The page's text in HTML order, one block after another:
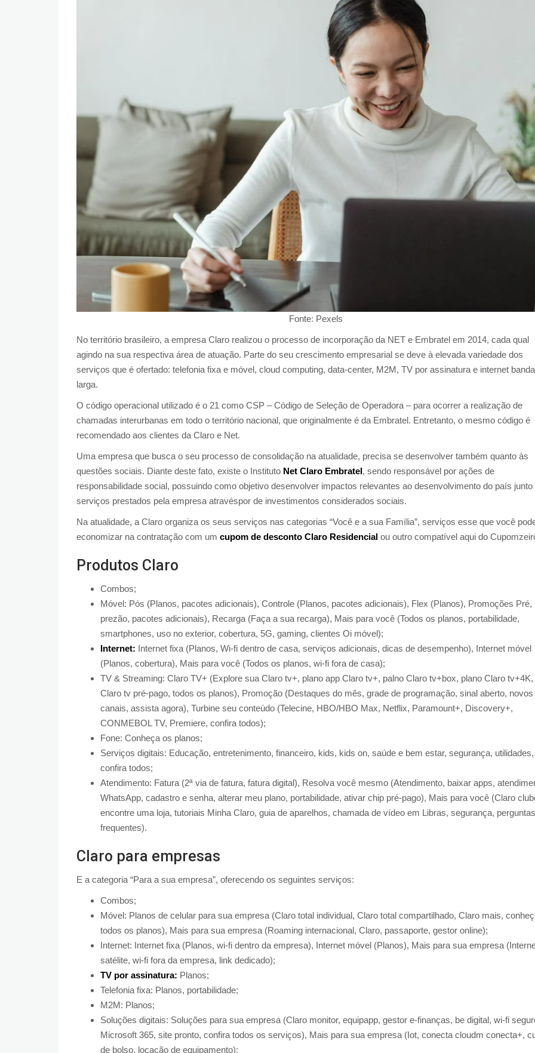
Fonte: Pexels
No território brasileiro, a empresa Claro realizou o processo de incorporação da NET e Embratel em 2014, cada qual
agindo na sua respectiva área de atuação. Parte do seu crescimento empresarial se deve à elevada variedade dos
serviços que é ofertado: telefonia fixa e móvel, cloud computing, data-center, M2M, TV por assinatura e internet banda
larga.
O código operacional utilizado é o 21 como CSP – Código de Seleção de Operadora – para ocorrer a realização de
chamadas interurbanas em todo o território nacional, que originalmente é da Embratel. Entretanto, o mesmo código é
recomendado aos clientes da Claro e Net.
Uma empresa que busca o seu processo de consolidação na atualidade, precisa se desenvolver também quanto às
questões sociais. Diante deste fato, existe o Instituto Net Claro Embratel, sendo responsável por ações de
responsabilidade social, possuindo como objetivo desenvolver impactos relevantes ao desenvolvimento do país junto
serviços prestados pela empresa atravéspor de investimentos considerados sociais.
Na atualidade, a Claro organiza os seus serviços nas categorias “Você e a sua Família”, serviços esse que você
economizar na contratação com um cupom de desconto Claro Residencial ou outro compatível aqui do
Produtos Claro
Combos;
Móvel: Pós (Planos, pacotes adicionais), Controle (Planos, pacotes adicionais), Flex (Planos), Promoções Pré,
prezão, pacotes adicionais), Recarga (Faça a sua recarga), Mais para você (Todos os planos, portabilidade,
smartphones, uso no exterior, cobertura, 5G, gaming, clientes Oi móvel);
Internet: Internet fixa (Planos, Wi-fi dentro de casa, serviços adicionais, dicas de desempenho), Internet móvel
(Planos, cobertura), Mais para você (Todos os planos, wi-fi fora de casa);
TV & Streaming: Claro TV+ (Explore sua Claro tv+, plano app Claro tv+, palno Claro tv+box, plano Claro tv+4K,
Claro tv pré-pago, todos os planos), Promoção (Destaques do mês, grade de programação, sinal aberto, novos
canais, assista agora), Turbine seu conteúdo (Telecine, HBO/HBO Max, Netflix, Paramount+, Discovery+,
CONMEBOL TV, Premiere, confira todos);
Fone: Conheça os planos;
Serviços digitais: Educação, entretenimento, financeiro, kids, kids on, saúde e bem estar, segurança, utilidades,
confira todos;
Atendimento: Fatura (2ª via de fatura, fatura digital), Resolva você mesmo (Atendimento, baixar apps,
WhatsApp, cadastro e senha, alterar meu plano, portabilidade, ativar chip pré-pago), Mais para você (Claro
encontre uma loja, tutoriais Minha Claro, guia de aparelhos, chamada de vídeo em Libras, segurança, perguntas
frequentes).
Claro para empresas
E a categoria “Para a sua empresa”, oferecendo os seguintes serviços:
Combos;
Móvel: Planos de celular para sua empresa (Claro total individual, Claro total compartilhado, Claro mais,
todos os planos), Mais para sua empresa (Roaming internacional, Claro, passaporte, gestor online);
Internet: Internet fixa (Planos, wi-fi dentro da empresa), Internet móvel (Planos), Mais para sua empresa
satélite, wi-fi fora da empresa, link dedicado);
TV por assinatura: Planos;
Telefonia fixa: Planos, portabilidade;
M2M: Planos;
Soluções digitais: Soluções para sua empresa (Claro monitor, equipapp, gestor e-finanças, be digital, wi-fi
Microsoft 365, site pronto, confira todos os serviços), Mais para sua empresa (Iot, conecta cloudm conecta+,
de bolso, locação de equipamento);